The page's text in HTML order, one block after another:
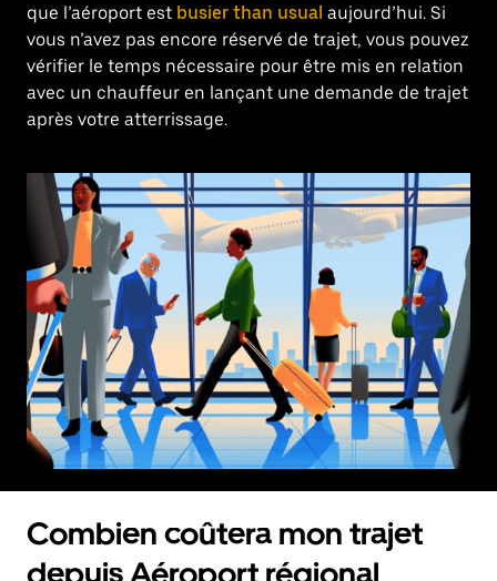
que l’aéroport est busier than usual aujourd’hui. Si
vous n’avez pas encore réservé de trajet, vous pouvez
vérifier le temps nécessaire pour être mis en relation
avec un chauffeur en lançant une demande de trajet
après votre atterrissage.
Combien coûtera mon trajet
depuis Aéroport régional